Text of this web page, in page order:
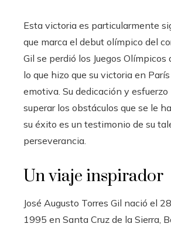
Esta victoria es particularmente
que marca el debut olímpico del
Gil se perdió los Juegos
lo que hizo que su victoria en
emotiva. Su dedicación y
superar los obstáculos que se le
su éxito es un testimonio de su
perseverancia.
Un viaje inspirador
José Augusto Torres Gil nació el
1995 en Santa Cruz de la Sierra,